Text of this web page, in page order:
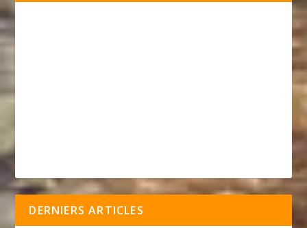
DERNIERS ARTICLES